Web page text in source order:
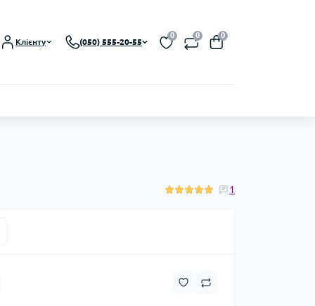
Клієнту (050) 555-20-55
0 0 0
1